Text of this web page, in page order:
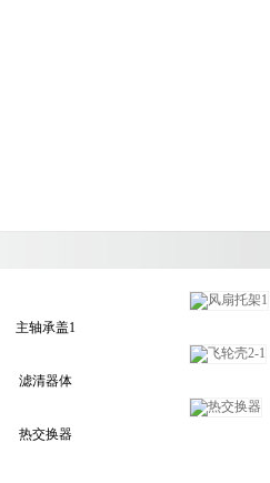
主轴承盖1
滤清器体
热交换器